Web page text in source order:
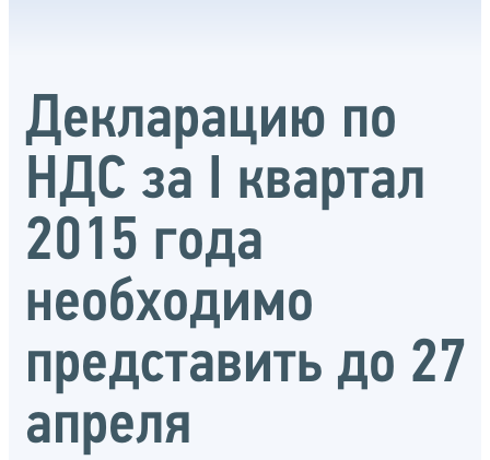
Декларацию по
НДС за I квартал
2015 года
необходимо
представить до 27
апреля